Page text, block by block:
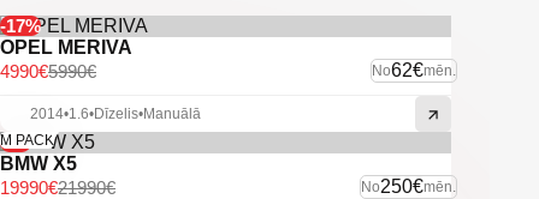
-Atpakaļskata kamera.
-Miglas lukturi.
-17%
OPEL MERIVA
No62€mēn.
5990€
4990€
2014•1.6•Dīzelis•Manuālā
-9%
M PACK
BMW X5
No250€mēn.
21990€
19990€